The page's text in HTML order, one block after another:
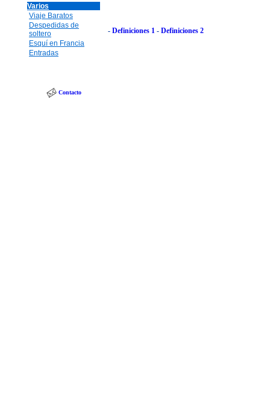
Varios
Viaje Baratos
Despedidas de
soltero
Esquí en Francia
Entradas
Contacto
- Definiciones 1 - Definiciones 2